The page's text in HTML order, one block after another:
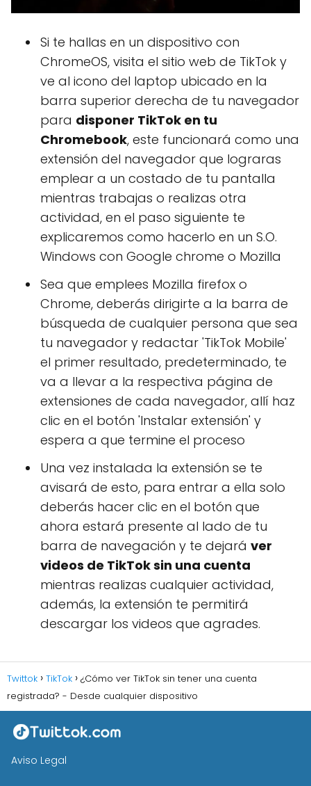
Si te hallas en un dispositivo con
ChromeOS, visita el sitio web de TikTok y
ve al icono del laptop ubicado en la
barra superior derecha de tu navegador
para disponer TikTok en tu
Chromebook, este funcionará como una
extensión del navegador que lograras
emplear a un costado de tu pantalla
mientras trabajas o realizas otra
actividad, en el paso siguiente te
explicaremos como hacerlo en un S.O.
Windows con Google chrome o Mozilla
Sea que emplees Mozilla firefox o
Chrome, deberás dirigirte a la barra de
búsqueda de cualquier persona que sea
tu navegador y redactar 'TikTok Mobile'
el primer resultado, predeterminado, te
va a llevar a la respectiva página de
extensiones de cada navegador, allí haz
clic en el botón 'Instalar extensión' y
espera a que termine el proceso
Una vez instalada la extensión se te
avisará de esto, para entrar a ella solo
deberás hacer clic en el botón que
ahora estará presente al lado de tu
barra de navegación y te dejará ver
videos de TikTok sin una cuenta
mientras realizas cualquier actividad,
además, la extensión te permitirá
descargar los videos que agrades.
Twittok TikTok
¿Cómo ver TikTok sin tener una cuenta
registrada? - Desde cualquier dispositivo
Aviso Legal